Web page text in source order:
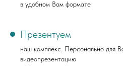
в удобном Вам формате
Презентуем
наш комплекс. Персонально для
видеопрезентацию